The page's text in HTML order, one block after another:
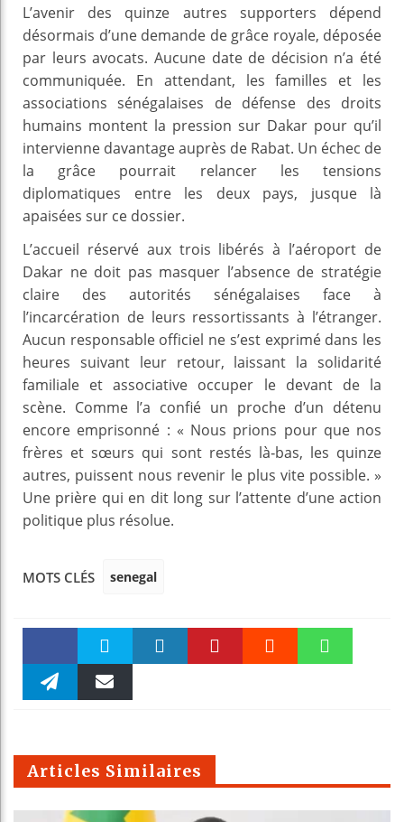
L’avenir des quinze autres supporters dépend
désormais d’une demande de grâce royale, déposée
par leurs avocats. Aucune date de décision n’a été
communiquée. En attendant, les familles et les
associations sénégalaises de défense des droits
humains montent la pression sur Dakar pour qu’il
intervienne davantage auprès de Rabat. Un échec de
la grâce pourrait relancer les tensions
diplomatiques entre les deux pays, jusque là
apaisées sur ce dossier.
L’accueil réservé aux trois libérés à l’aéroport de
Dakar ne doit pas masquer l’absence de stratégie
claire des autorités sénégalaises face à
l’incarcération de leurs ressortissants à l’étranger.
Aucun responsable officiel ne s’est exprimé dans les
heures suivant leur retour, laissant la solidarité
familiale et associative occuper le devant de la
scène. Comme l’a confié un proche d’un détenu
encore emprisonné : « Nous prions pour que nos
frères et sœurs qui sont restés là‑bas, les quinze
autres, puissent nous revenir le plus vite possible. »
Une prière qui en dit long sur l’attente d’une action
politique plus résolue.
MOTS CLÉS senegal
Faceboo Twitter
m
Articles Similaires